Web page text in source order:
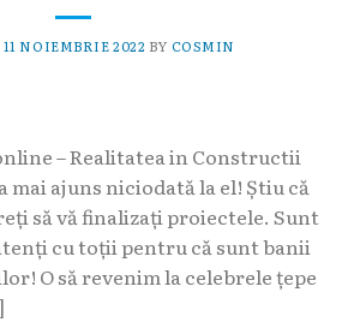
11 NOIEMBRIE 2022 BY COSMIN
– Realitatea in Constructii
mai ajuns niciodată la el! Știu că
să vă finalizați proiectele. Sunt
cu toții pentru că sunt banii
O să revenim la celebrele țepe